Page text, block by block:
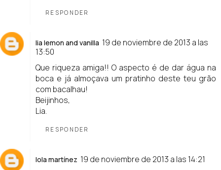
RESPONDER
lia lemon and vanilla 19 de noviembre de 2013 a las
13:50
Que riqueza amiga!! O aspecto é de dar água na
boca e já almoçava um pratinho deste teu grão
com bacalhau!
Beijinhos,
Lia.
RESPONDER
lola martínez 19 de noviembre de 2013 a las 14:21